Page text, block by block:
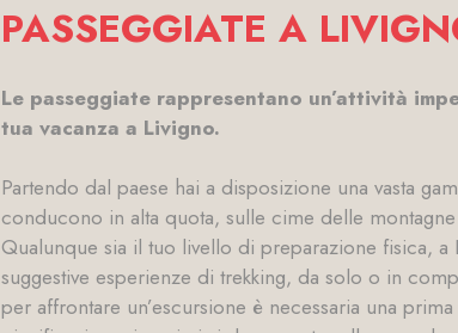
PASSEGGIATE A
Le passeggiate rappresentano un’attività
tua vacanza a Livigno.
Partendo dal paese hai a disposizione una vasta
conducono in alta quota, sulle cime delle
Qualunque sia il tuo livello di preparazione fisica, a
suggestive esperienze di trekking, da solo o in
per affrontare un’escursione è necessaria una